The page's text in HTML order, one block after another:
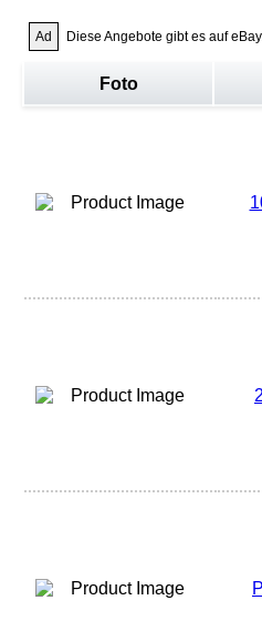
Ad Diese Angebote gibt es auf
Foto